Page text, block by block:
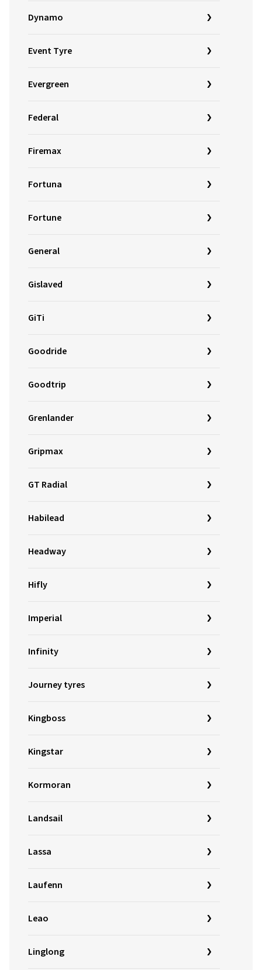
Dynamo
Event Tyre
Evergreen
Federal
Firemax
Fortuna
Fortune
General
Gislaved
GiTi
Goodride
Goodtrip
Grenlander
Gripmax
GT Radial
Habilead
Headway
Hifly
Imperial
Infinity
Journey tyres
Kingboss
Kingstar
Kormoran
Landsail
Lassa
Laufenn
Leao
Linglong